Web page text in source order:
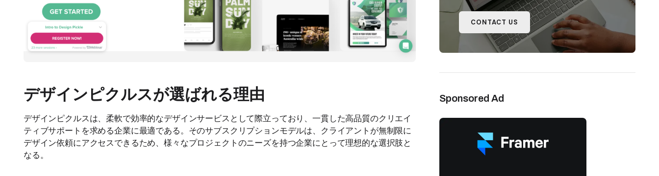
デザインピクルスが選ばれる理由
デザインピクルスは、柔軟で効率的なデザインサービスとして際立っており、一貫した高品質のクリエイ
ティブサポートを求める企業に最適である。そのサブスクリプションモデルは、クライアントが無制限に
デザイン依頼にアクセスできるため、様々なプロジェクトのニーズを持つ企業にとって理想的な選択肢と
なる。
CONTACT US
Sponsored Ad